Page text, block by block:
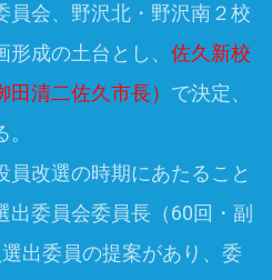
会、野沢北・野沢南２校
成の土台とし、 佐久新校
清二佐久市長） で決定、
員改選の時期にあたること
出委員会委員長（60回・副
出委員の提案があり、委